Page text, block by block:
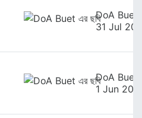
DoA Buet
31 Jul
DoA Buet
1 Jun